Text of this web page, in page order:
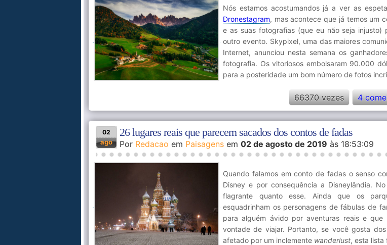
Nós estamos acostumandos já a ver as
Dronestagram, mas acontece que já temos um
e as suas fotografias (que eu não seja injusto)
outro evento. Skypixel, uma das maiores
Internet, anunciou nesta semana os
fotografia. Os vitoriosos embolsaram 90.000
para a posteridade um bom número de fotos
4
66370 vezes
02
ago
26 lugares reais que parecem sacados dos contos de fadas
Por Redacao em Paisagens em 02 de agosto de 2019 às 18:53:09
Quando falamos em conto de fadas o senso
Disney e por consequência a Disneylândia.
flagrante quanto esse. Ainda que os
esquadrinham os personagens de fábulas de
para alguém ávido por aventuras reais e
vontade de viajar. Portanto, se você gosta
afetado por um inclemente wanderlust, esta lista